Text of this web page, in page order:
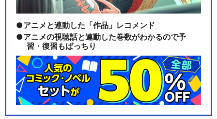
アニメと連動した「作品」レコメンド
アニメの視聴話と連動した巻数がわかるので予
習・復習もばっちり